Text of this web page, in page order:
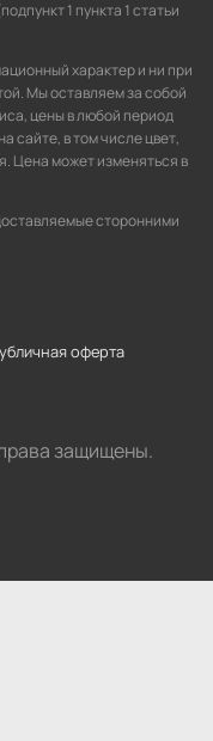
1 пункта 1 статьи
характер и ни при
Мы оставляем за собой
цены в любой период
сайте, в том числе цвет,
Цена может изменяться в
сторонними
оферта
защищены.